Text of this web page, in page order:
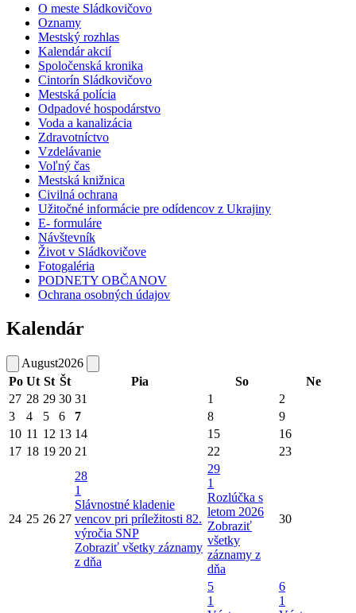
O meste Sládkovičovo
Oznamy
Mestský rozhlas
Kalendár akcií
Spoločenská kronika
Cintorín Sládkovičovo
Mestská polícia
Odpadové hospodárstvo
Voda a kanalizácia
Zdravotníctvo
Vzdelávanie
Voľný čas
Mestská knižnica
Civilná ochrana
Užitočné informácie pre odídencov z Ukrajiny
E- formuláre
Návštevník
Život v Sládkovičove
Fotogaléria
PODNETY OBČANOV
Ochrana osobných údajov
Kalendár
August2026
Po Ut St Št Pia So
Ne
27 28 29 30 31 1
2
3
4 5 6 7 8
9
10 11 12 13 14 15
16
17 18 19 20 21 22 23
24 25 26 27
28
1
Slávnostné kladenie
vencov pri príležitosti 82.
výročia SNP
Zobraziť všetky záznamy
z dňa
29
1
Rozlúčka s
letom 2026
Zobraziť
všetky
záznamy z
dňa
30
5
1
6
1